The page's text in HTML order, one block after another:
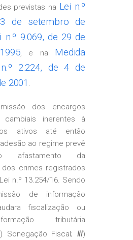
previstas na Lei n.º
de setembro de
n.º 9.069, de 29 de
, e na Medida
2.224, de 4 de
2001 .
dos encargos
cambiais inerentes à
ativos até então
ao regime prevê
afastamento da
dos crimes registrados
n.º 13.254/16. Sendo
de informação
fiscalização ou
tributária
) Sonegação Fiscal; iii)